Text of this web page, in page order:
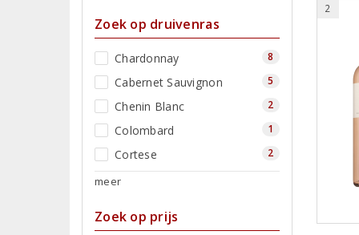
Zoek op druivenras
Chardonnay 8
Cabernet Sauvignon 5
Chenin Blanc 2
Colombard 1
Cortese 2
meer
Zoek op prijs
2